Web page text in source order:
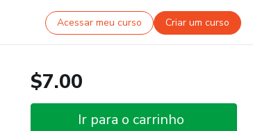
Acessar meu curso Criar um curso
$7.00
Ir para o carrinho